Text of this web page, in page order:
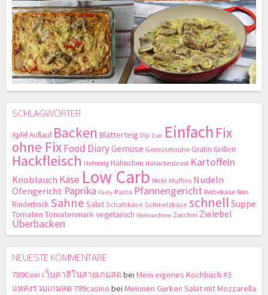
SCHLAGWÖRTER
ApfelAuflauf Backen Blätterteig Dip Eier Einfach Fix
ohne FixFood DiaryGemüse Gemüsebrühe Gratin Grillen
Hackfleisch Hefeteig Hähnchen Hähnchenbrust Kartoffeln
Knoblauch Käse Low Carb Mehl Muffins Nudeln
Ofengericht Paprika Party Pasta Pfannengericht Reibekäse Reis
Rinderhack Sahne Salat Schafskäse Schmelzkäse schnell Suppe
Tomaten Tomatenmarkvegetarisch Weihnachten Zucchini Zwiebel
Überbacken
NEUESTE KOMMENTARE
789Coin เว็บคาสิโนสายเกมสดbei Mein eigenes Kochbuch #3
แหล่งรวมเกมสด 789casino bei Melonen Gurken Salat mit Mozzarella